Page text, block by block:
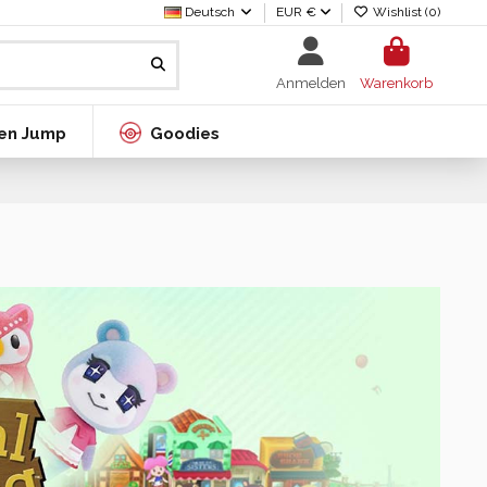
Deutsch EUR € Wishlist (0)
Anmelden Warenkorb
Jump Goodies